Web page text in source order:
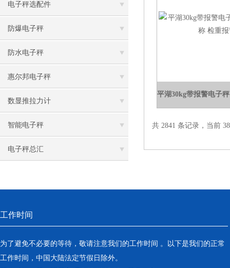
电子秤选配件
防爆电子秤
防水电子秤
惠尔邦电子秤
数显推拉力计
智能电子秤
电子秤总汇
共 2841 条记录，当前
工作时间
为了避免不必要的等待，敬请注意我们的工作时间 。以下是我们的正常
工作时间，中国大陆法定节假日除外。